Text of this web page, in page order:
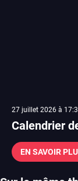
27 juillet 2026 à
Calendrier
EN SAVOIR